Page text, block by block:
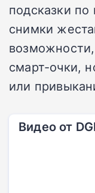
подсказки по
снимки
смарт-очки,
или
Видео от